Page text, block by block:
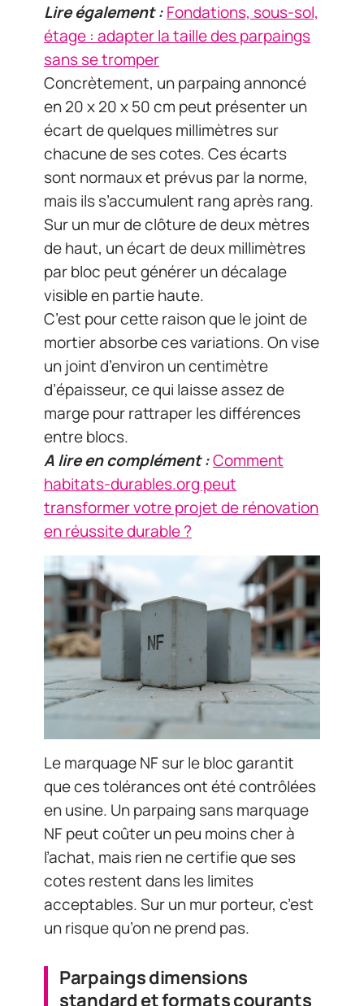
Lire également :Fondations, sous-sol,
étage : adapter la taille des parpaings
sans se tromper
Concrètement, un parpaing annoncé
en 20 x 20 x 50 cm peut présenter un
écart de quelques millimètres sur
chacune de ses cotes. Ces écarts
sont normaux et prévus par la norme,
mais ils s’accumulent rang après rang.
Sur un mur de clôture de deux mètres
de haut, un écart de deux millimètres
par bloc peut générer un décalage
visible en partie haute.
C’est pour cette raison que le joint de
mortier absorbe ces variations. On vise
un joint d’environ un centimètre
d’épaisseur, ce qui laisse assez de
marge pour rattraper les différences
entre blocs.
A lire en complément :Comment
habitats-durables.org peut
transformer votre projet de rénovation
en réussite durable ?
Le marquage NF sur le bloc garantit
que ces tolérances ont été contrôlées
en usine. Un parpaing sans marquage
NF peut coûter un peu moins cher à
l’achat, mais rien ne certifie que ses
cotes restent dans les limites
acceptables. Sur un mur porteur, c’est
un risque qu’on ne prend pas.
Parpaings dimensions
standard et formats courants